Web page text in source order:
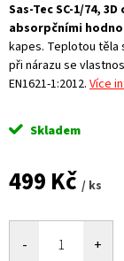
Sas-Tec SC-1/74,
absorpčními
kapes. Teplotou těla
při nárazu se
EN1621-1:2012. Více
Skladem
499 Kč / ks
cena: